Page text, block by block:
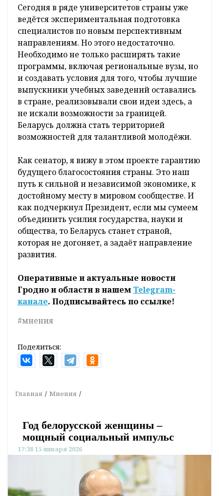
Сегодня в ряде университетов страны уже
ведётся экспериментальная подготовка
специалистов по новым перспективным
направлениям. Но этого недостаточно.
Необходимо не только расширять такие
программы, включая региональные вузы, но
и создавать условия для того, чтобы лучшие
выпускники учебных заведений оставались
в стране, реализовывали свои идеи здесь, а
не искали возможности за границей.
Беларусь должна стать территорией
возможностей для талантливой молодёжи.
Как сенатор, я вижу в этом проекте гарантию
будущего благосостояния страны. Это наш
путь к сильной и независимой экономике, к
достойному месту в мировом сообществе. И
как подчеркнул Президент, если мы сумеем
объединить усилия государства, науки и
общества, то Беларусь станет страной,
которая не догоняет, а задаёт направление
развития.
Оперативные и актуальные новости
Гродно и области в нашем Telegram-
канале. Подписывайтесь по ссылке!
#мнения
Поделиться:
Главная Мнения
Год белорусской женщины –
мощный социальный импульс
17:38 15 января 2026